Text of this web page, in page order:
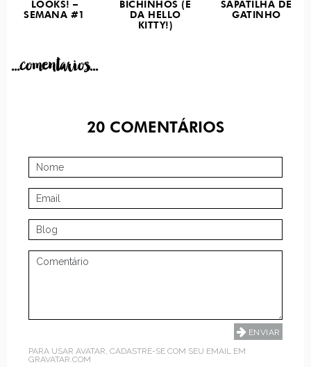
LOOKS! –
SEMANA #1
BICHINHOS (E
DA HELLO
KITTY!)
SAPATILHA DE
GATINHO
...comentarios...
20 COMENTÁRIOS
PARA USAR AVATAR, CADASTRE-SE COM SEU EMAIL EM
GRAVATAR.COM